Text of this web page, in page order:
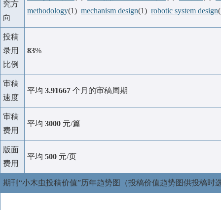
究方
向
methodology(1) mechanism design(1) robotic system design
投稿
录用
比例
83%
审稿
速度
平均 3.91667 个月的审稿周期
审稿
费用
平均 3000 元/篇
版面
费用
平均 500 元/页
期刊“小木虫投稿价值”历年趋势图（投稿价值趋势图供投稿时